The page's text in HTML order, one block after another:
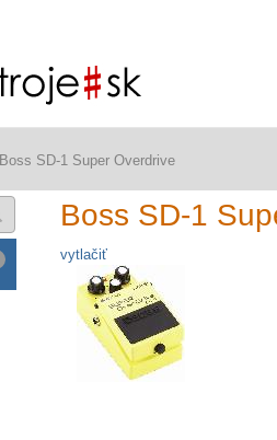
Boss SD-1 Super Overdrive
Boss SD-1
vytlačiť